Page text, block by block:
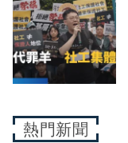
熱門新聞